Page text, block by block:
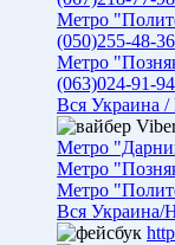
Метро
(050)255-48-36
Метро
(063)024-91-94
Вся Украина
Метро
Метро
Метро
Вся Украина/